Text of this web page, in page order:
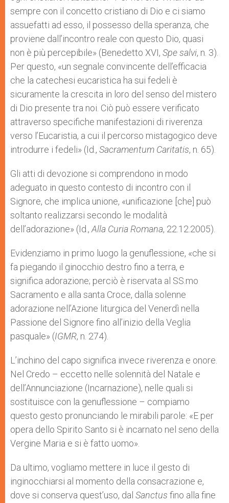
sempre con il concetto cristiano di Dio e ci siamo
assuefatti ad esso, il possesso della speranza, che
proviene dall’incontro reale con questo Dio, quasi
non è più percepibile» (Benedetto XVI, Spe salvi, n. 3).
Per questo, «un segnale convincente dell’efficacia
che la catechesi eucaristica ha sui fedeli è
sicuramente la crescita in loro del senso del mistero
di Dio presente tra noi. Ciò può essere verificato
attraverso specifiche manifestazioni di riverenza
verso l’Eucaristia, a cui il percorso mistagogico deve
introdurre i fedeli» (Id., Sacramentum Caritatis, n. 65).
Gli atti di devozione si comprendono in modo
adeguato in questo contesto di incontro con il
Signore, che implica unione, «unificazione [che] può
soltanto realizzarsi secondo le modalità
dell’adorazione» (Id., Alla Curia Romana, 22.12.2005).
Evidenziamo in primo luogo la genuflessione, «che si
fa piegando il ginocchio destro fino a terra, e
significa adorazione; perciò è riservata al SS.mo
Sacramento e alla santa Croce, dalla solenne
adorazione nell’Azione liturgica del Venerdì nella
Passione del Signore fino all’inizio della Veglia
pasquale» (IGMR, n. 274).
L’inchino del capo significa invece riverenza e onore.
Nel Credo – eccetto nelle solennità del Natale e
dell’Annunciazione (Incarnazione), nelle quali si
sostituisce con la genuflessione – compiamo
questo gesto pronunciando le mirabili parole: «E per
opera dello Spirito Santo si è incarnato nel seno della
Vergine Maria e si è fatto uomo».
Da ultimo, vogliamo mettere in luce il gesto di
inginocchiarsi al momento della consacrazione e,
dove si conserva quest’uso, dal Sanctus fino alla fine